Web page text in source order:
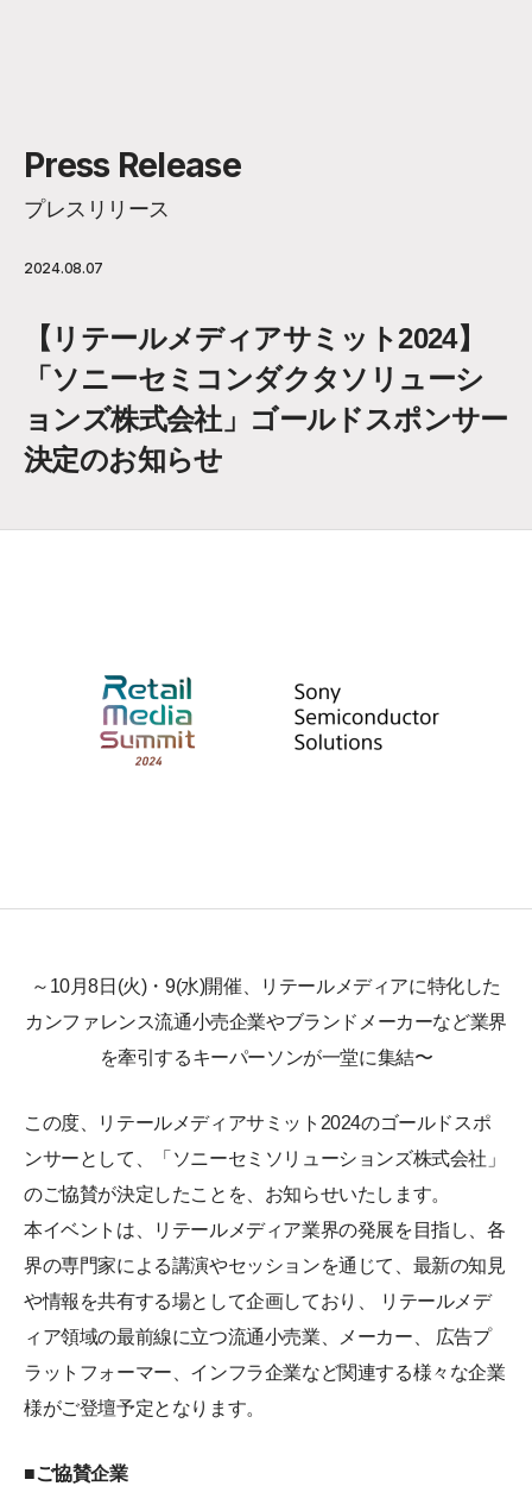
Press Release
プレスリリース
2024.08.07
【リテールメディアサミット2024】
「ソニーセミコンダクタソリューシ
ョンズ株式会社」ゴールドスポンサー
決定のお知らせ
～10月8日(火)・9(水)開催、リテールメディアに特化した
カンファレンス流通小売企業やブランドメーカーなど業界
を牽引するキーパーソンが一堂に集結〜
この度、リテールメディアサミット2024のゴールドスポ
ンサーとして、「ソニーセミソリューションズ株式会社」
のご協賛が決定したことを、お知らせいたします。
本イベントは、リテールメディア業界の発展を⽬指し、各
界の専⾨家による講演やセッションを通じて、最新の知⾒
や情報を共有する場として企画しており、 リテールメデ
ィア領域の最前線に⽴つ流通⼩売業、メーカー、 広告プ
ラットフォーマー、インフラ企業など関連する様々な企業
様がご登壇予定となります。
■ご協賛企業